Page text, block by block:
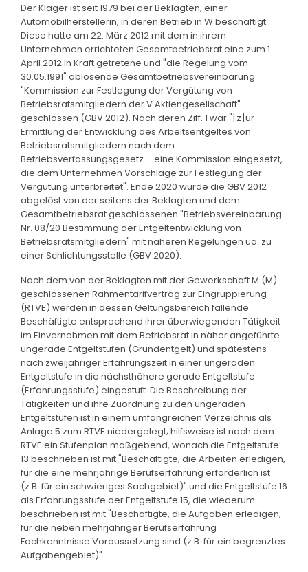
Der Kläger ist seit 1979 bei der Beklagten, einer
Automobilherstellerin, in deren Betrieb in W beschäftigt.
Diese hatte am 22. März 2012 mit dem in ihrem
Unternehmen errichteten Gesamtbetriebsrat eine zum 1.
April 2012 in Kraft getretene und "die Regelung vom
30.05.1991" ablösende Gesamtbetriebsvereinbarung
"Kommission zur Festlegung der Vergütung von
Betriebsratsmitgliedern der V Aktiengesellschaft"
geschlossen (GBV 2012). Nach deren Ziff. 1 war "[z]ur
Ermittlung der Entwicklung des Arbeitsentgeltes von
Betriebsratsmitgliedern nach dem
Betriebsverfassungsgesetz ... eine Kommission eingesetzt,
die dem Unternehmen Vorschläge zur Festlegung der
Vergütung unterbreitet". Ende 2020 wurde die GBV 2012
abgelöst von der seitens der Beklagten und dem
Gesamtbetriebsrat geschlossenen "Betriebsvereinbarung
Nr. 08/20 Bestimmung der Entgeltentwicklung von
Betriebsratsmitgliedern" mit näheren Regelungen ua. zu
einer Schlichtungsstelle (GBV 2020).
Nach dem von der Beklagten mit der Gewerkschaft M (M)
geschlossenen Rahmentarifvertrag zur Eingruppierung
(RTVE) werden in dessen Geltungsbereich fallende
Beschäftigte entsprechend ihrer überwiegenden Tätigkeit
im Einvernehmen mit dem Betriebsrat in näher angeführte
ungerade Entgeltstufen (Grundentgelt) und spätestens
nach zweijähriger Erfahrungszeit in einer ungeraden
Entgeltstufe in die nächsthöhere gerade Entgeltstufe
(Erfahrungsstufe) eingestuft. Die Beschreibung der
Tätigkeiten und ihre Zuordnung zu den ungeraden
Entgeltstufen ist in einem umfangreichen Verzeichnis als
Anlage 5 zum RTVE niedergelegt; hilfsweise ist nach dem
RTVE ein Stufenplan maßgebend, wonach die Entgeltstufe
13 beschrieben ist mit "Beschäftigte, die Arbeiten erledigen,
für die eine mehrjährige Berufserfahrung erforderlich ist
(z.B. für ein schwieriges Sachgebiet)" und die Entgeltstufe 16
als Erfahrungsstufe der Entgeltstufe 15, die wiederum
beschrieben ist mit "Beschäftigte, die Aufgaben erledigen,
für die neben mehrjähriger Berufserfahrung
Fachkenntnisse Voraussetzung sind (z.B. für ein begrenztes
Aufgabengebiet)".